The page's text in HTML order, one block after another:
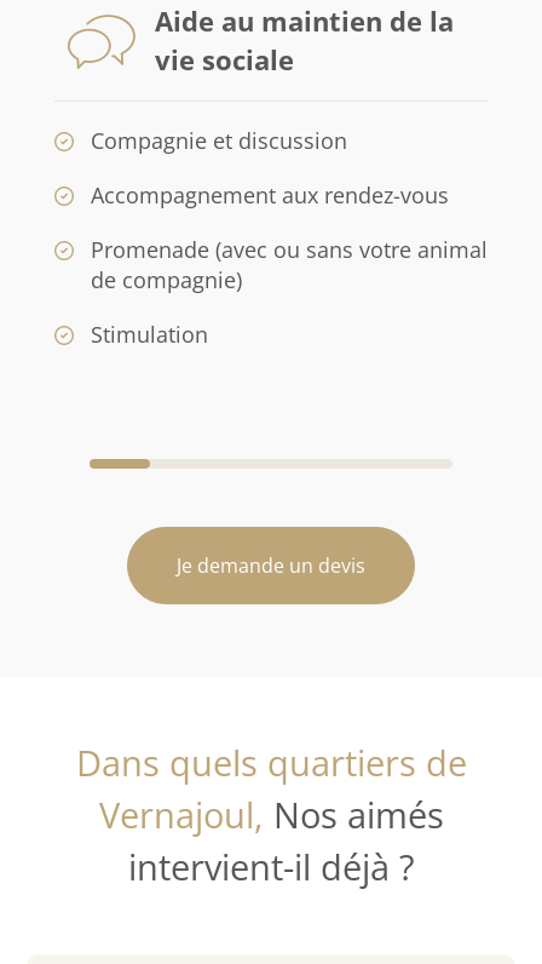
Aide au maintien de la
vie sociale
Compagnie et discussion
Accompagnement aux rendez-vous
Promenade (avec ou sans votre animal
de compagnie)
Stimulation
Je demande un devis
Dans quels quartiers de
Vernajoul, Nos aimés
intervient-il déjà ?